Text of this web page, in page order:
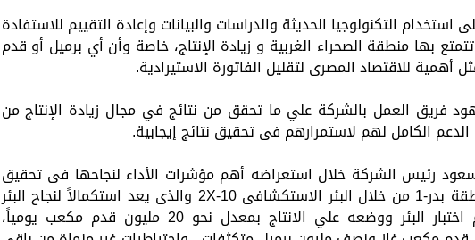
استخدام التكنولوجيا الحديثة والدراسات والبيانات وإعادة التقييم للاستفادة
بها منطقة الصحراء الغربية و زيادة الإنتاج، خاصة وأن أي برميل أو قدم
للاقتصاد المصرى لتقليل الفاتورة الاستيرادية.
فريق العمل بالشركة علي ما تحقق من نتائج في مجال زيادة الإنتاج من
الدعم الكامل لهم لاستمرارهم فى تحقيق نتائج إيجابية.
رئيس الشركة خلال استعراضه أهم مؤشرات الأداء لنجاحها فى تحقيق
اكتشاف جديد للغاز في منطقة بدر-1 من خلال البئر الاستكشافى 10-2X والذى يعد استكمالاً لنجاح البئر
الاستكشافى 10-1X، و تم اختبار البئر ووضعه علي الانتاج بمعدل نحو 20 مليون قدم مكعب يومياً،